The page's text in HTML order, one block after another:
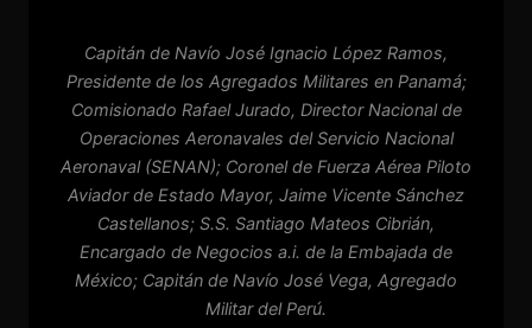
Capitán de Navío José Ignacio López Ramos,
Presidente de los Agregados Militares en Panamá;
Comisionado Rafael Jurado, Director Nacional de
Operaciones Aeronavales del Servicio Nacional
Aeronaval (SENAN); Coronel de Fuerza Aérea Piloto
Aviador de Estado Mayor, Jaime Vicente Sánchez
Castellanos; S.S. Santiago Mateos Cibrián,
Encargado de Negocios a.i. de la Embajada de
México; Capitán de Navío José Vega, Agregado
Militar del Perú.